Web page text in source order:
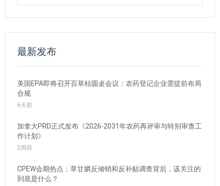
最新发布
美国EPA即将召开百草枯圆桌会议：农药登记企业需提前布局
合规
6天前
加拿大PRD正式发布《2026-2031年农药再评审与特别审查工
作计划》
2周前
CPEW会期热点：草甘膦反倾销和反补贴调查背后，该关注的
到底是什么？